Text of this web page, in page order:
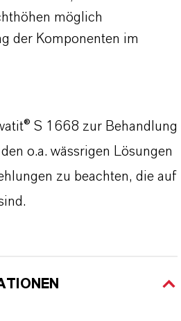
möglich
der Komponenten im
S 1668 zur Behandlung
o.a. wässrigen Lösungen
zu beachten, die auf